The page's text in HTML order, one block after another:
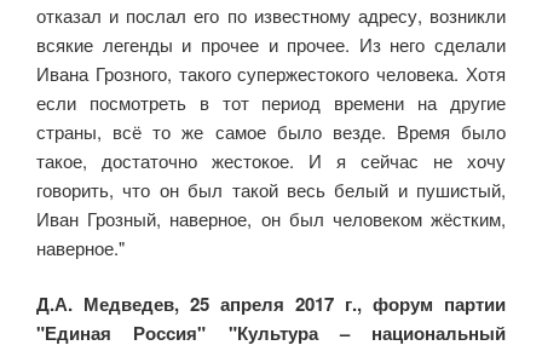
отказал и послал его по известному адресу, возникли
всякие легенды и прочее и прочее. Из него сделали
Ивана Грозного, такого супержестокого человека. Хотя
если посмотреть в тот период времени на другие
страны, всё то же самое было везде. Время было
такое, достаточно жестокое. И я сейчас не хочу
говорить, что он был такой весь белый и пушистый,
Иван Грозный, наверное, он был человеком жёстким,
наверное."
Д.А. Медведев, 25 апреля 2017 г., форум партии
"Единая Россия" "Культура – национальный